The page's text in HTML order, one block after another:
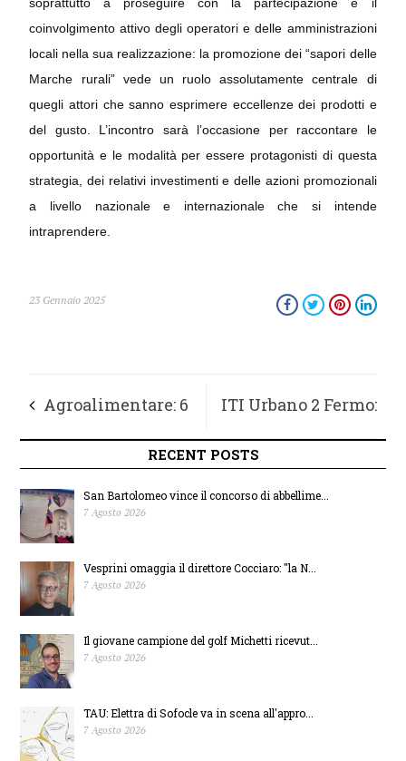
coinvolgimento attivo degli operatori e delle amministrazioni
locali nella sua realizzazione: la promozione dei “sapori delle
Marche rurali” vede un ruolo assolutamente centrale di
quegli attori che sanno esprimere eccellenze dei prodotti e
del gusto. L’incontro sarà l’occasione per raccontare le
opportunità e le modalità per essere protagonisti di questa
strategia, dei relativi investimenti e delle azioni promozionali
a livello nazionale e internazionale che si intende
intraprendere.
23 Gennaio 2025
Agroalimentare: 6
marchigiane in fiera
al 46° SIGEP di
Rimini
ITI Urbano 2 Fermo:
approvato progetto
per riqualificare il
RECENT POSTS
San Bartolomeo vince il concorso di abbellime...
7 Agosto 2026
Vesprini omaggia il direttore Cocciaro: "la N...
7 Agosto 2026
Il giovane campione del golf Michetti ricevut...
7 Agosto 2026
TAU: Elettra di Sofocle va in scena all'appro...
7 Agosto 2026